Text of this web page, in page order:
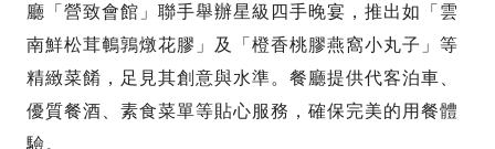
廳「營致會館」聯手舉辦星級四手晚宴，推出如「雲
南鮮松茸鵪鶉燉花膠」及「橙香桃膠燕窩小丸子」等
精緻菜餚，足見其創意與水準。餐廳提供代客泊車、
優質餐酒、素食菜單等貼心服務，確保完美的用餐體
驗。